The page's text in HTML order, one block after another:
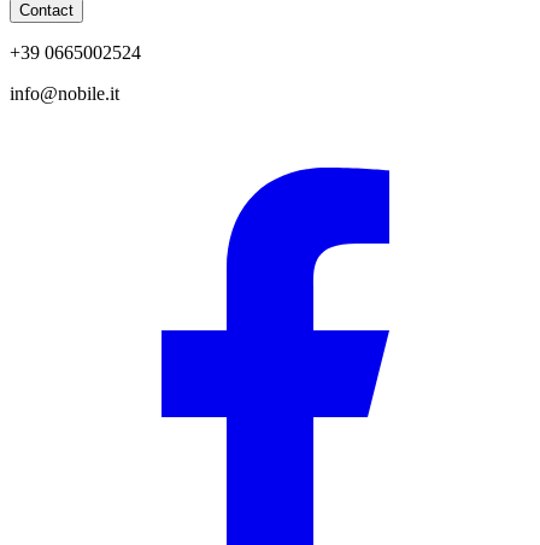
Contact
+39 0665002524
info@nobile.it